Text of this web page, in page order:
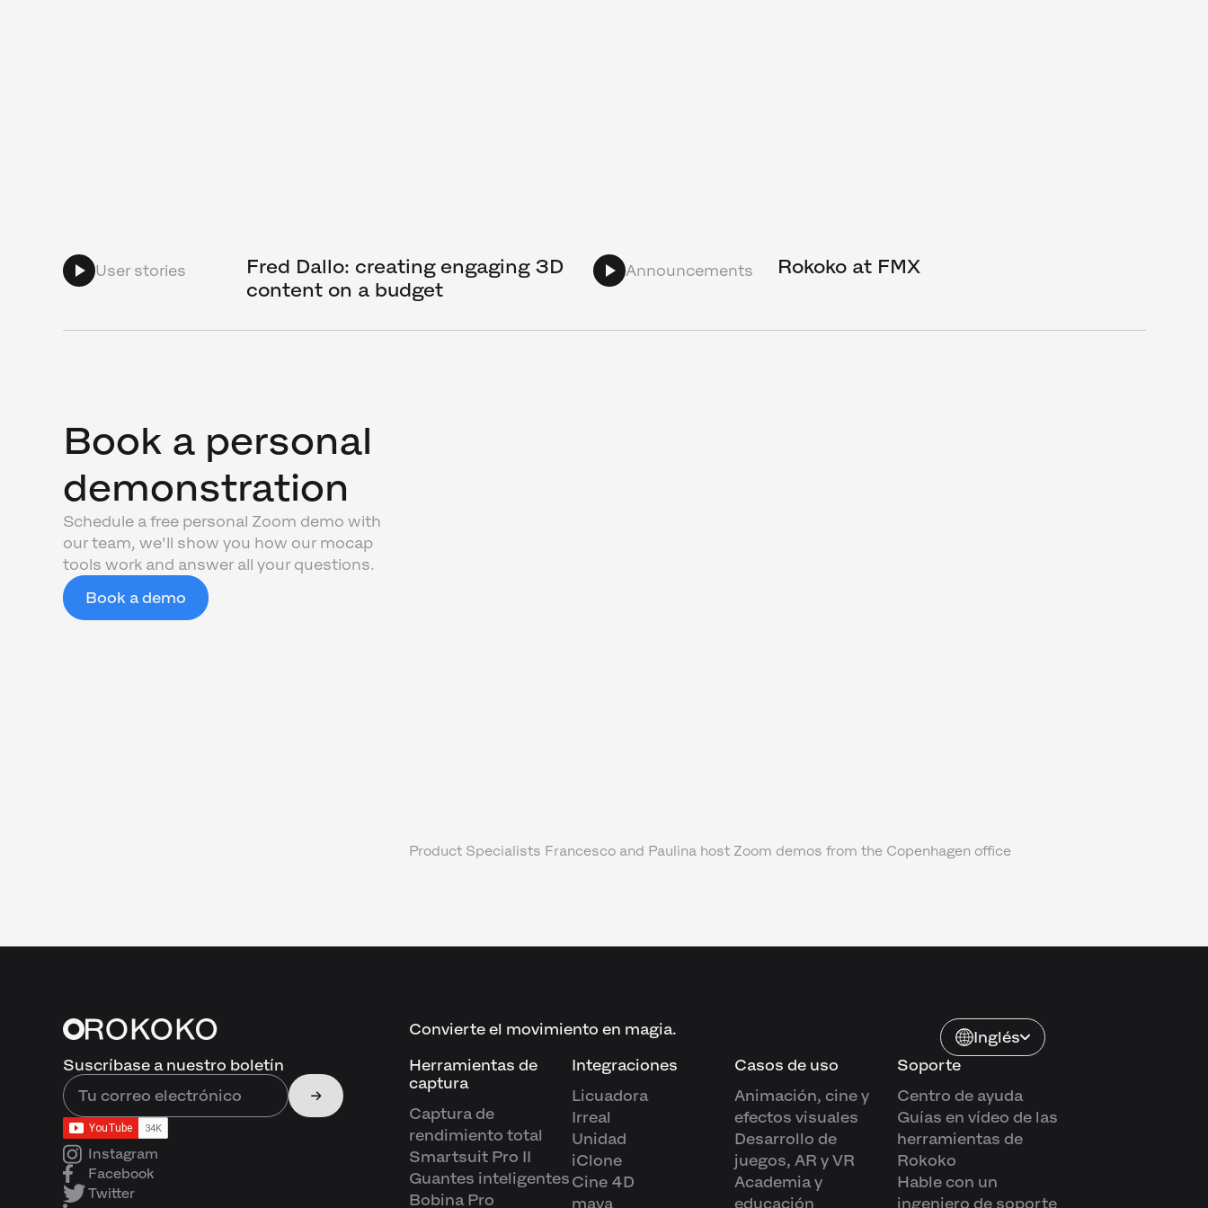
User stories
Fred Dallo: creating engaging 3D
content on a budget
Announcements Rokoko at FMX
Book a personal
demonstration
Schedule a free personal Zoom demo with
our team, we'll show you how our mocap
tools work and answer all your questions.
Book a demo
Product Specialists Francesco and Paulina host Zoom demos from the Copenhagen office
Convierte el movimiento en magia.
Inglés
Herramientas de
captura
Captura de
rendimiento total
Smartsuit Pro II
Guantes inteligentes
Bobina Pro
Integraciones
Licuadora
Irreal
Unidad
iClone
Cine 4D
maya
Casos de uso
Animación, cine y
efectos visuales
Desarrollo de
juegos, AR y VR
Academia y
educación
Soporte
Centro de ayuda
Guías en vídeo de las
herramientas de
Rokoko
Hable con un
ingeniero de soporte
Suscríbase a nuestro boletín
Instagram
Facebook
Twitter